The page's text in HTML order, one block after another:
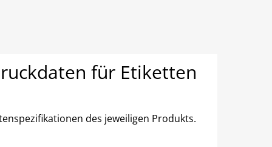
für Etiketten
des jeweiligen Produkts.